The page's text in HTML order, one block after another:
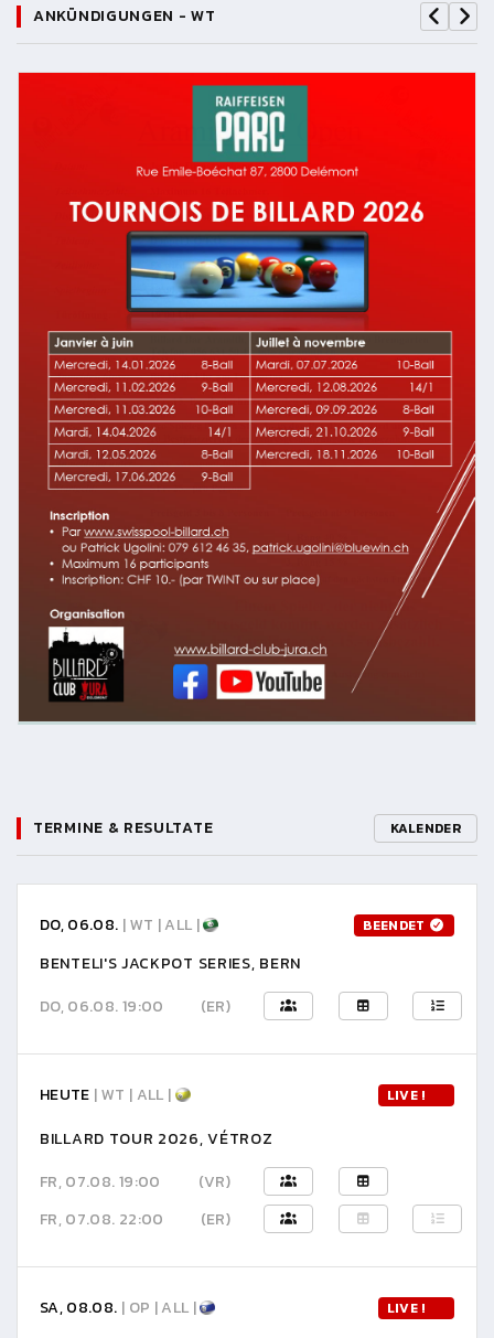
ANKÜNDIGUNGEN - WT
TERMINE & RESULTATE KALENDER
DO, 06.08. | WT | ALL | BEENDET
BENTELI'S JACKPOT SERIES, BERN
DO, 06.08. 19:00
(ER)
HEUTE | WT | ALL | LIVE !
BILLARD TOUR 2026, VÉTROZ
FR, 07.08. 19:00
(VR)
FR, 07.08. 22:00
(ER)
SA, 08.08. | OP | ALL | LIVE !